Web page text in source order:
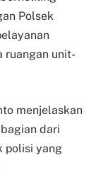
Polsek
ruangan unit-
menjelaskan
dari
polisi yang